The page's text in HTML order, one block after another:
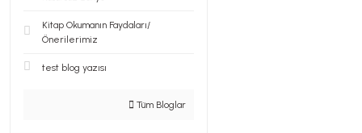
Kitap Okumanın Faydaları/
Önerilerimiz
test blog yazısı
Tüm Bloglar